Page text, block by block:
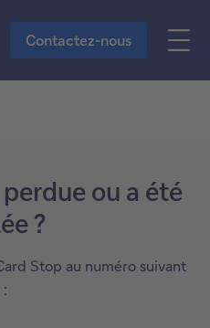
principal
Contactez-nous
ou a été
?
Stop au numéro suivant
: